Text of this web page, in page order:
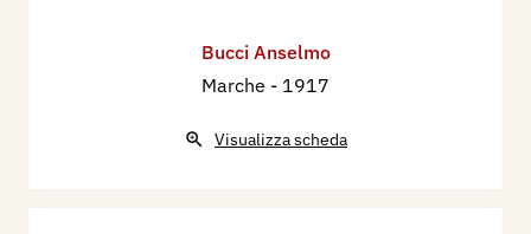
Bucci Anselmo
Marche - 1917
Visualizza scheda